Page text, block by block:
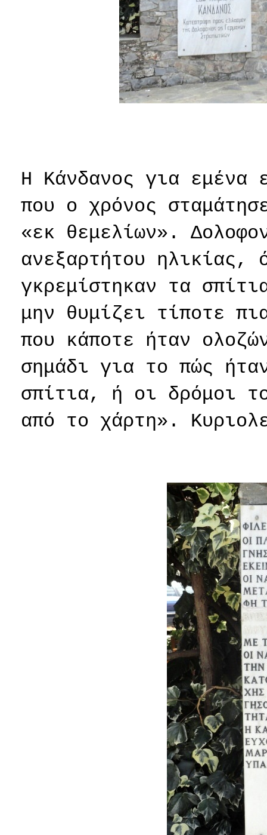
Η Κάνδανος για εμένα
που ο χρόνος
«εκ θεμελίων».
ανεξαρτήτου
γκρεμίστηκαν τα
μην θυμίζει τίποτε
που κάποτε ήταν
σημάδι για το πώς
σπίτια, ή οι δρόμοι
από το χάρτη».